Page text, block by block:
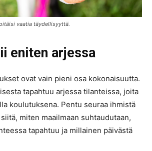
vaatia täydellisyyttä.
eniten arjessa
ovat vain pieni osa kokonaisuutta.
tapahtuu arjessa tilanteissa, joita
koulutuksena. Pentu seuraa ihmistä
miten maailmaan suhtaudutaan,
tapahtuu ja millainen päivästä